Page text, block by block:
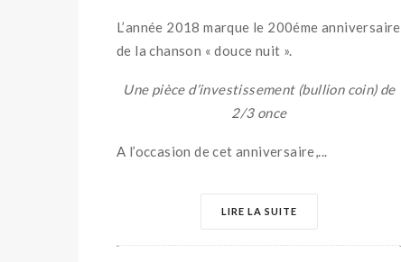
L’année 2018 marque le 200éme anniversaire
de la chanson « douce nuit ».
Une pièce d’investissement (bullion coin) de
2/3 once
A l’occasion de cet anniversaire,...
LIRE LA SUITE